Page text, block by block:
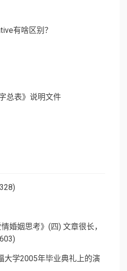
有啥区别？
总表》说明文件
婚姻思考》(四) 文章很长，
大学2005年毕业典礼上的演